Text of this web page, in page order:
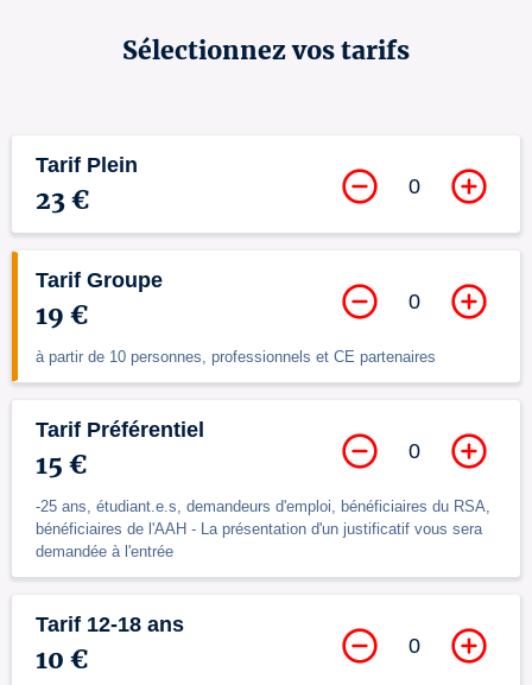
Sélectionnez vos tarifs
Tarif Plein
23 € 0
Tarif Groupe
19 €
à partir de 10 personnes, professionnels et CE partenaires
0
Tarif Préférentiel
15 €
-25 ans, étudiant.e.s, demandeurs d'emploi, bénéficiaires du RSA,
bénéficiaires de l'AAH - La présentation d'un justificatif vous sera
demandée à l'entrée
0
Tarif 12-18 ans
10 € 0